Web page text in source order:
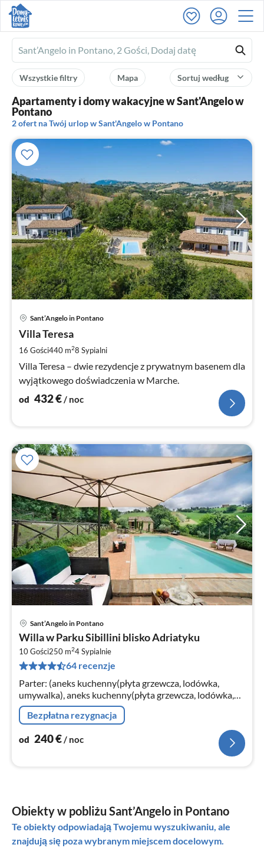
Ferienhausmiete
logo
Sortuj według
Mapa
Wszystkie filtry
Apartamenty i domy wakacyjne w Sant'Angelo w
Pontano
2 ofert na Twój urlop w Sant'Angelo w Pontano
Sant’Angelo in Pontano
Villa Teresa
16 Gości440 m28 Sypialni
Villa Teresa – dwie rezydencje z prywatnym basenem dla
wyjątkowego doświadczenia w Marche.
od 432€/ noc
Sant’Angelo in Pontano
Willa w Parku Sibillini blisko Adriatyku
10 Gości250 m24Sypialnie
64 recenzje
Parter: (aneks kuchenny(płyta grzewcza, lodówka,
umywalka), aneks kuchenny(płyta grzewcza, lodówka,
umywalka)
Bezpłatna rezygnacja
od 240€/ noc
Obiekty w pobliżu Sant’Angelo in Pontano
Te obiekty odpowiadają Twojemu wyszukiwaniu, ale
znajdują się poza wybranym miejscem docelowym.